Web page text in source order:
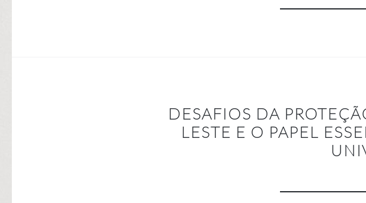
DESAFIOS DA
LESTE E O PAPEL